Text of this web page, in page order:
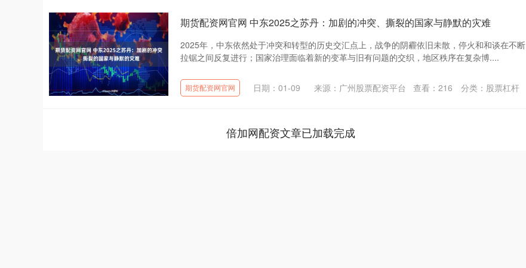
期货配资网官网 中东2025之苏丹：加剧的冲突、撕裂的国家与静默的灾难
2025年，中东依然处于冲突和转型的历史交汇点上，战争的阴霾依旧未散，停火和和谈在不断
拉锯之间反复进行；国家治理面临着新的变革与旧有问题的交织，地区秩序在复杂博....
期货配资网官网 日期：01-09 来源：广州股票配资平台 查看： 216 分类： 股票杠杆
倍加网配资文章已加载完成